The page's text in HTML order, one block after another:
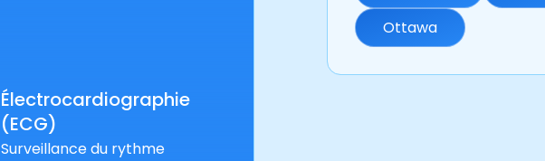
Électrocardiographie
(ECG)
Surveillance du rythme
Ottawa